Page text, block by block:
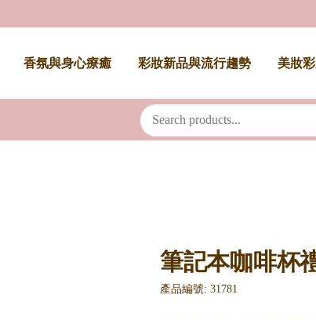
香氛與身心療癒 彩妝新品與流行趨勢 美妝
筆記本咖啡杯
產品編號: 31781